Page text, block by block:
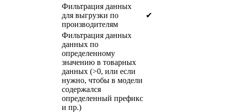
Фильтрация данных
для выгрузки по
производителям
✔
Фильтрация данных
данных по
определенному
значению в товарных
данных (>0, или если
нужно, чтобы в модели
содержался
определенный префикс
и пр.)